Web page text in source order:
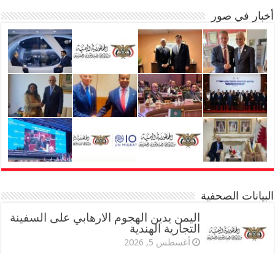
أخبار في صور
البيانات الصحفية
اليمن يدين الهجوم الارهابي على السفينة
التجارية الهندية
أغسطس 5, 2026